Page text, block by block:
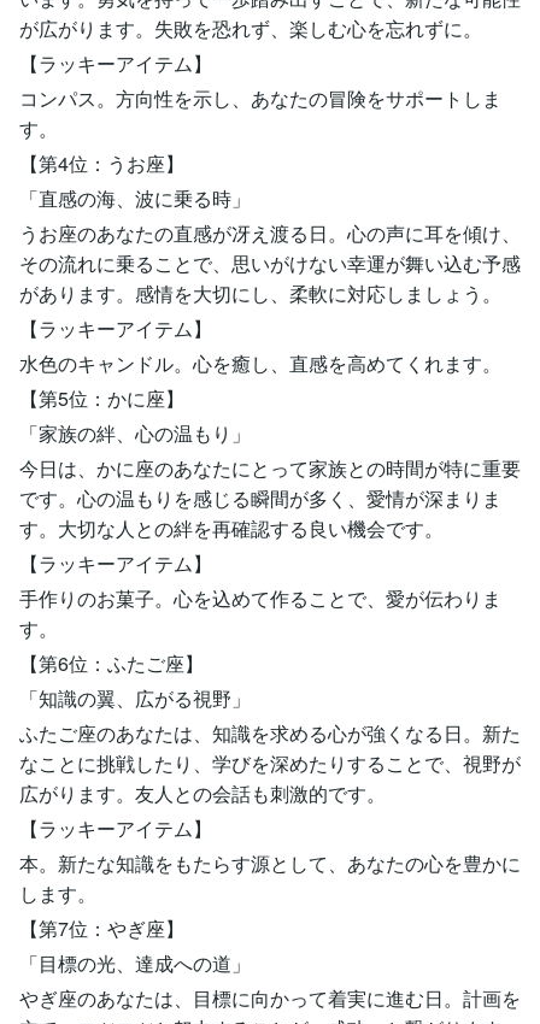
が広がります。失敗を恐れず、楽しむ心を忘れずに。
【ラッキーアイテム】
コンパス。方向性を示し、あなたの冒険をサポートしま
す。
【第4位：うお座】
「直感の海、波に乗る時」
うお座のあなたの直感が冴え渡る日。心の声に耳を傾け、
その流れに乗ることで、思いがけない幸運が舞い込む予感
があります。感情を大切にし、柔軟に対応しましょう。
【ラッキーアイテム】
水色のキャンドル。心を癒し、直感を高めてくれます。
【第5位：かに座】
「家族の絆、心の温もり」
今日は、かに座のあなたにとって家族との時間が特に重要
です。心の温もりを感じる瞬間が多く、愛情が深まりま
す。大切な人との絆を再確認する良い機会です。
【ラッキーアイテム】
手作りのお菓子。心を込めて作ることで、愛が伝わりま
す。
【第6位：ふたご座】
「知識の翼、広がる視野」
ふたご座のあなたは、知識を求める心が強くなる日。新た
なことに挑戦したり、学びを深めたりすることで、視野が
広がります。友人との会話も刺激的です。
【ラッキーアイテム】
本。新たな知識をもたらす源として、あなたの心を豊かに
します。
【第7位：やぎ座】
「目標の光、達成への道」
やぎ座のあなたは、目標に向かって着実に進む日。計画を